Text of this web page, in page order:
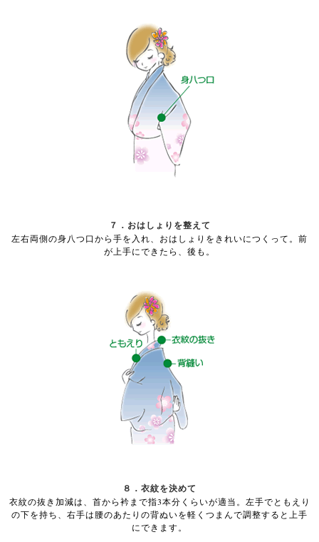
７．おはしょりを整えて
左右両側の身八つ口から手を入れ、おはしょりをきれいにつくって。前
が上手にできたら、後も。
８．衣紋を決めて
衣紋の抜き加減は、首から衿まで指3本分くらいが適当。左手でともえり
の下を持ち、右手は腰のあたりの背ぬいを軽くつまんで調整すると上手
にできます。